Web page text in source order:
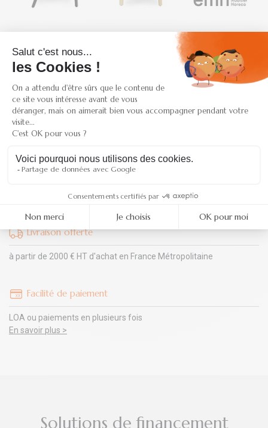
du lundi au vendredi au04 81 65 18 50
Retrait gratuit
300 rue René Descartes
38090 - VAULX-MILIEU
Paiement sécurisé
Par carte bancaire ou par virement simplifié
Livraison offerte
à partir de 2000 € HT d'achat en France Métropolitaine
Facilité de paiement
LOA ou paiements en plusieurs fois
En savoir plus >
Solutions de financement